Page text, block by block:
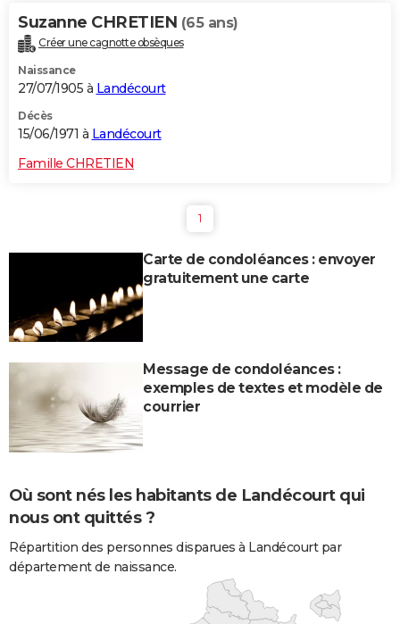
Suzanne CHRETIEN (65 ans)
Créer une cagnotte obsèques
Naissance
27/07/1905 à Landécourt
Décès
15/06/1971 à Landécourt
Famille CHRETIEN
1
Carte de condoléances : envoyer
gratuitement une carte
Message de condoléances :
exemples de textes et modèle de
courrier
Où sont nés les habitants de Landécourt qui
nous ont quittés ?
Répartition des personnes disparues à Landécourt par
département de naissance.